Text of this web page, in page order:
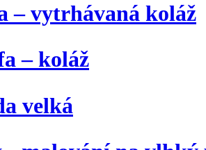
– vytrhávaná koláž
– koláž
velká